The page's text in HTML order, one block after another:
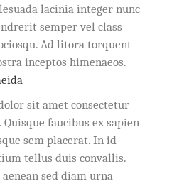
lacinia integer nunc
semper vel class
Ad litora torquent
inceptos himenaeos.
sit amet consectetur
faucibus ex sapien
sem placerat. In id
tellus duis convallis.
sed diam urna